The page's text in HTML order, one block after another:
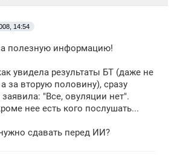
14:54
полезную информацию!
увидела результаты БТ (даже не
за вторую половину), сразу
заявила: "Все, овуляции нет".
нее есть кого послушать...
сдавать перед ИИ?